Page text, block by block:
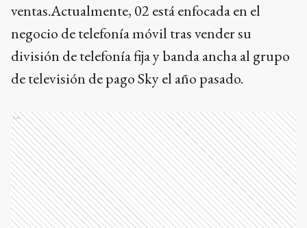
ventas.Actualmente, 02 está enfocada en el
negocio de telefonía móvil tras vender su
división de telefonía fija y banda ancha al grupo
de televisión de pago Sky el año pasado.
Ads